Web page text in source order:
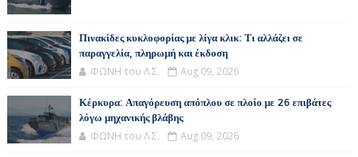
Πινακίδες κυκλοφορίας με λίγα κλικ: Τι αλλάζει σε
παραγγελία, πληρωμή και έκδοση
ΦΩΝΗ του Λ.Σ. Aug 09, 2026
Κέρκυρα: Απαγόρευση απόπλου σε πλοίο με 26 επιβάτες
λόγω μηχανικής βλάβης
ΦΩΝΗ του Λ.Σ. Aug 09, 2026